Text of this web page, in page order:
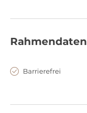
Rahmendaten
Barrierefrei